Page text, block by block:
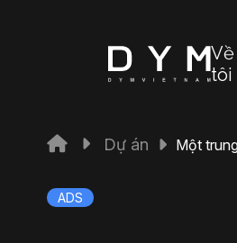
tôi
Dự án Một
ADS